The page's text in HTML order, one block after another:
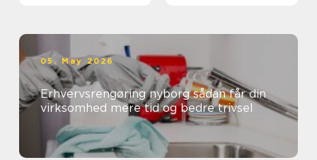
05. May 2026
Erhvervsrengøring nyborg sådan får din
virksomhed mere tid og bedre trivsel